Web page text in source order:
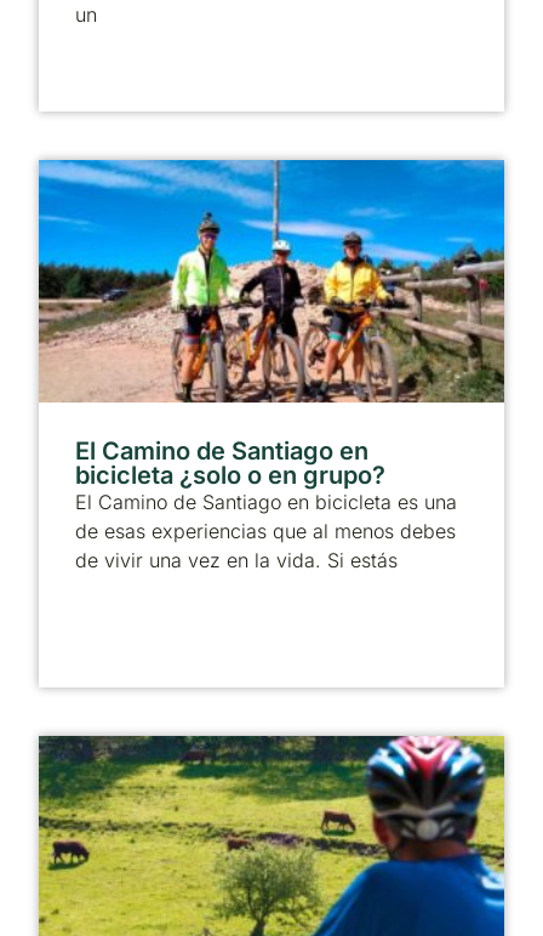
un
El Camino de Santiago en
bicicleta ¿solo o en grupo?
El Camino de Santiago en bicicleta es una
de esas experiencias que al menos debes
de vivir una vez en la vida. Si estás